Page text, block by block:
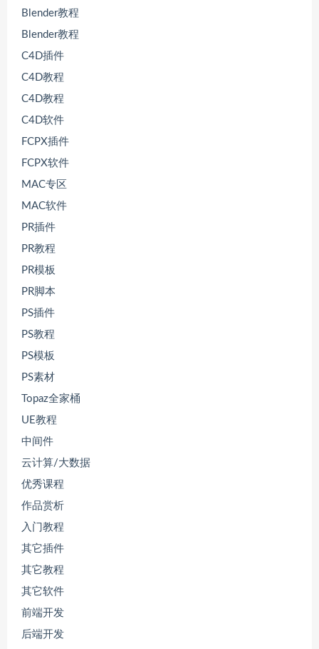
Blender教程
Blender教程
C4D插件
C4D教程
C4D教程
C4D软件
FCPX插件
FCPX软件
MAC专区
MAC软件
PR插件
PR教程
PR模板
PR脚本
PS插件
PS教程
PS模板
PS素材
Topaz全家桶
UE教程
中间件
云计算/大数据
优秀课程
作品赏析
入门教程
其它插件
其它教程
其它软件
前端开发
后端开发